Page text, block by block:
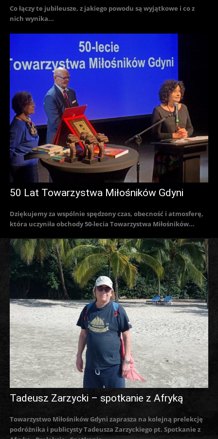
Co łączy te jubileusze, z jakiego powodu są wyjątkowe i co z
nich wynika...
50 Lat Towarzystwa Miłośników Gdyni
Dziękujemy za wspólnie spędzony czas, obecność i atmosferę,
która uczyniła obchody 50-lecia Towarzystwa Miłośników...
Tadeusz Zarzycki – spotkanie z Afryką
Towarzystwo Miłośników Gdyni zaprasza na kolejną prelekcję
podróżnika i publicysty Tadeusza Zarzyckiego pt. Spotkanie z